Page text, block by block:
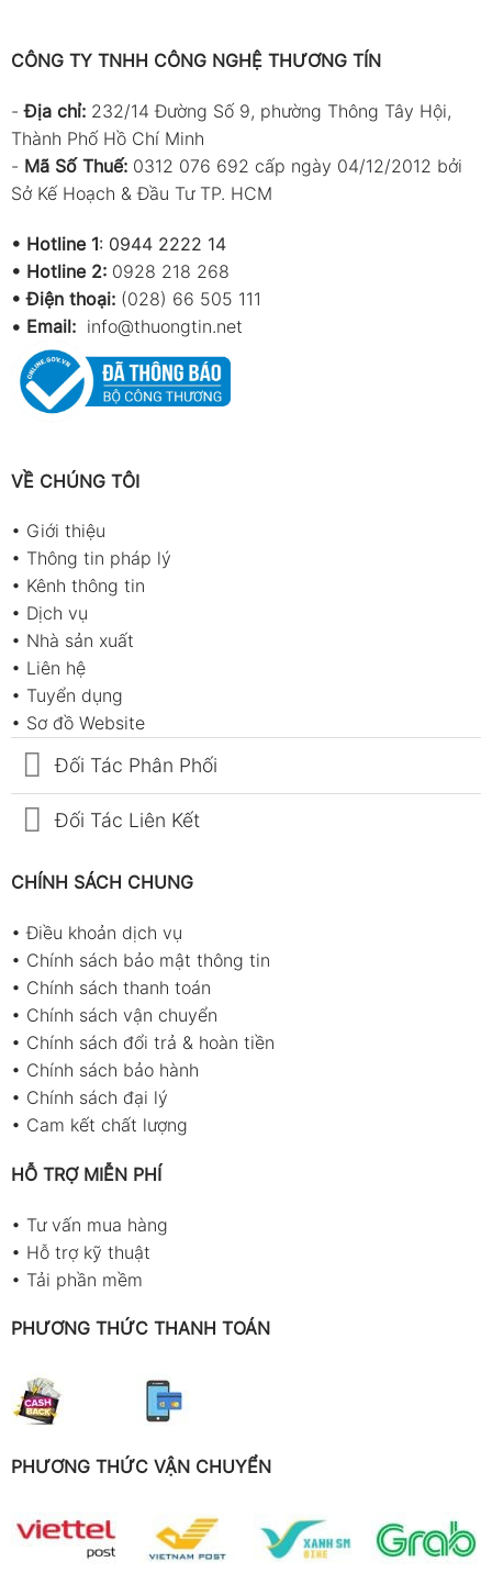
CÔNG TY TNHH CÔNG NGHỆ THƯƠNG TÍN
-Địa chỉ: 232/14 Đường Số 9, phường Thông Tây Hội,
Thành Phố Hồ Chí Minh
- Mã Số Thuế: 0312 076 692 cấp ngày 04/12/2012 bởi
Sở Kế Hoạch & Đầu Tư TP. HCM
• Hotline 1: 0944 2222 14
• Hotline 2: 0928 218 268
• Điện thoại: (028) 66 505 111
• Email: info@thuongtin.net
VỀ CHÚNG TÔI
• Giới thiệu
• Thông tin pháp lý
• Kênh thông tin
• Dịch vụ
• Nhà sản xuất
• Liên hệ
• Tuyển dụng
• Sơ đồ Website
Đối Tác Phân Phối
Đối Tác Liên Kết
CHÍNH SÁCH CHUNG
•Điều khoản dịch vụ
• Chính sách bảo mật thông tin
• Chính sách thanh toán
• Chính sách vận chuyển
• Chính sách đổi trả & hoàn tiền
• Chính sách bảo hành
• Chính sách đại lý
• Cam kết chất lượng
HỖ TRỢ MIỄN PHÍ
• Tư vấn mua hàng
• Hỗ trợ kỹ thuật
• Tải phần mềm
PHƯƠNG THỨC THANH TOÁN
PHƯƠNG THỨC VẬN CHUYỂN